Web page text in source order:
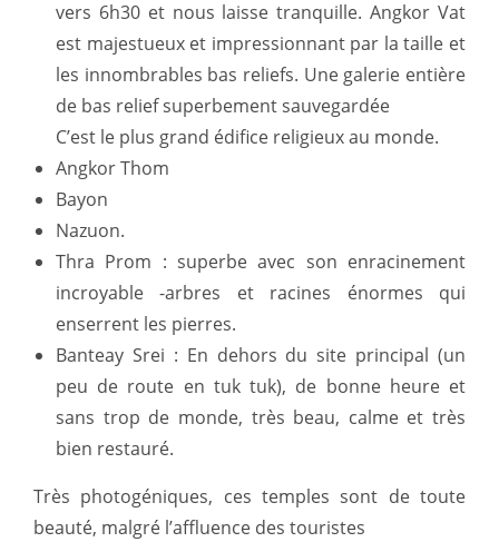
vers 6h30 et nous laisse tranquille. Angkor Vat
est majestueux et impressionnant par la taille et
les innombrables bas reliefs. Une galerie entière
de bas relief superbement sauvegardée
C’est le plus grand édifice religieux au monde.
Angkor Thom
Bayon
Nazuon.
Thra Prom : superbe avec son enracinement
incroyable -arbres et racines énormes qui
enserrent les pierres.
Banteay Srei : En dehors du site principal (un
peu de route en tuk tuk), de bonne heure et
sans trop de monde, très beau, calme et très
bien restauré.
Très photogéniques, ces temples sont de toute
beauté, malgré l’affluence des touristes